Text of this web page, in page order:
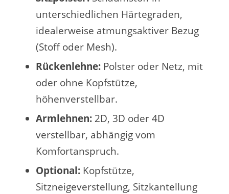
unterschiedlichen Härtegraden,
idealerweise atmungsaktiver Bezug
(Stoff oder Mesh).
Rückenlehne: Polster oder Netz, mit
oder ohne Kopfstütze,
höhenverstellbar.
Armlehnen: 2D, 3D oder 4D
verstellbar, abhängig vom
Komfortanspruch.
Optional: Kopfstütze,
Sitzneigeverstellung, Sitzkantellung